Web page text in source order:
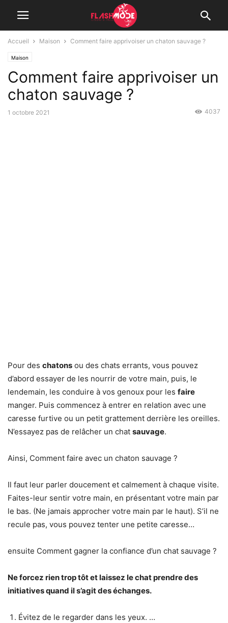
Accueil Maison Comment faire apprivoiser un chaton sauvage ?
Maison
Comment faire apprivoiser un
chaton sauvage ?
1 octobre 2021 4037
Pour des chatons ou des chats errants, vous pouvez
d’abord essayer de les nourrir de votre main, puis, le
lendemain, les conduire à vos genoux pour les faire
manger. Puis commencez à entrer en relation avec une
caresse furtive ou un petit grattement derrière les oreilles.
N’essayez pas de relâcher un chat sauvage.
Ainsi, Comment faire avec un chaton sauvage ?
Il faut leur parler doucement et calmement à chaque visite.
Faites-leur sentir votre main, en présentant votre main par
le bas. (Ne jamais approcher votre main par le haut). S’il ne
recule pas, vous pouvez tenter une petite caresse…
ensuite Comment gagner la confiance d’un chat sauvage ?
Ne forcez rien trop tôt et laissez lechatprendre des
initiatives quand il s’agit des échanges.
Évitez de le regarder dans les yeux. …